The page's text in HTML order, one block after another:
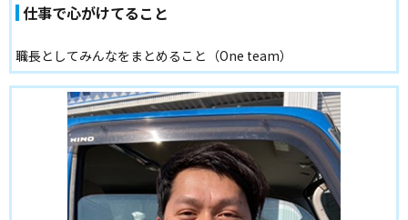
仕事で心がけてること
職長としてみんなをまとめること（One team）